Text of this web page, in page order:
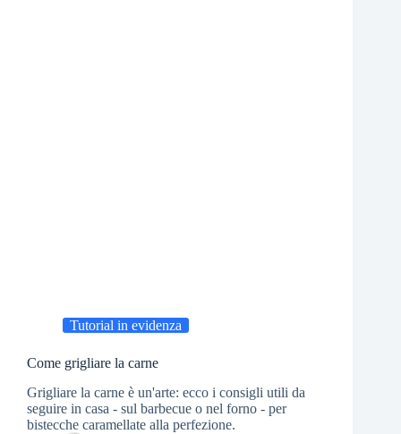
Tutorial in evidenza
Come grigliare la carne
Grigliare la carne è un'arte: ecco i consigli utili da
seguire in casa - sul barbecue o nel forno - per
bistecche caramellate alla perfezione.